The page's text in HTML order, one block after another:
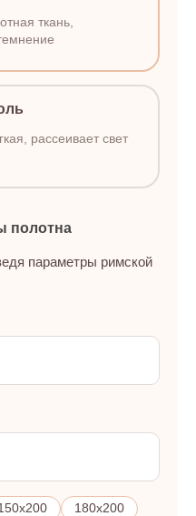
ткань,
рассеивает свет
полотна
параметры римской
180x200